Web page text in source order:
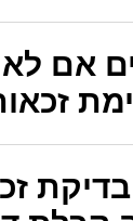
אם לא